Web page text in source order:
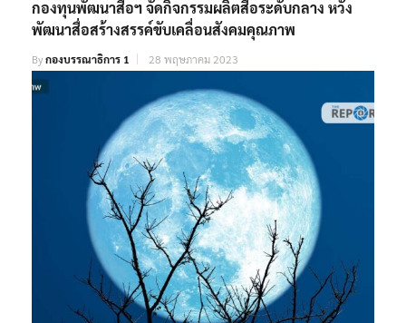
กองทุนพัฒนาสื่อฯ จัดกิจกรรมผลิตสื่อระดับกลาง หวัง
พัฒนาสื่อสร้างสรรค์ขับเคลื่อนสังคมคุณภาพ
Byกองบรรณาธิการ 1 28 พฤษภาคม 2023